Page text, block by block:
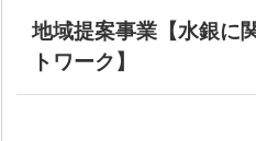
地域提案事業【水銀に
トワーク】